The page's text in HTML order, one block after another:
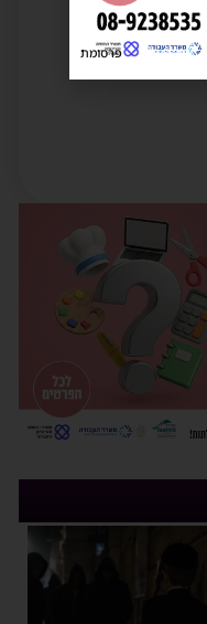
פרסומת